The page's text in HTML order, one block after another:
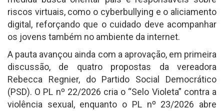
riscos virtuais, como o cyberbullying e o aliciamento
digital, reforçando que o cuidado deve acompanhar
os jovens também no ambiente da internet.
A pauta avançou ainda com a aprovação, em primeira
discussão, de quatro propostas da vereadora
Rebecca Regnier, do Partido Social Democrático
(PSD). O PL nº 22/2026 cria o “Selo Violeta” contra a
violência sexual, enquanto o PL nº 23/2026 abre